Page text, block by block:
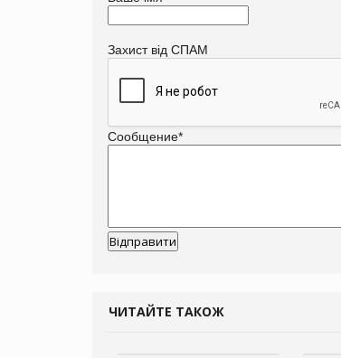
Захист від СПАМ
Сообщение*
ЧИТАЙТЕ ТАКОЖ